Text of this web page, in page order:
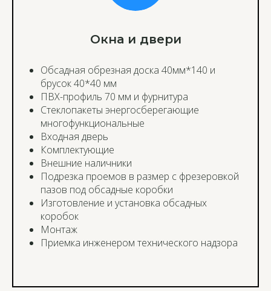
Окна и двери
Обсадная обрезная доска 40мм*140 и
брусок 40*40 мм
ПВХ-профиль 70 мм и фурнитура
Стеклопакеты энергосберегающие
многофункциональные
Входная дверь
Комплектующие
Внешние наличники
Подрезка проемов в размер с фрезеровкой
пазов под обсадные коробки
Изготовление и установка обсадных
коробок
Монтаж
Приемка инженером технического надзора